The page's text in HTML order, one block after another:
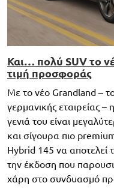
Και… πολύ SUV το
τιμή προσφοράς
Με το νέο Grandland –
γερμανικής εταιρείας
γενιά του είναι
και σίγουρα πιο
Hybrid 145 να αποτελεί
την έκδοση που
χάρη στο συνδυασμό